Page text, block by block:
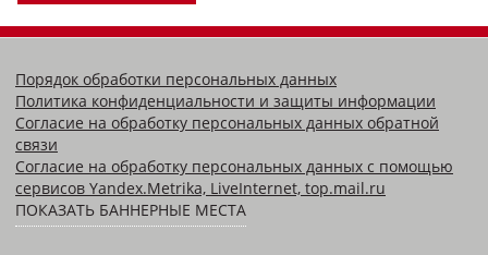
Порядок обработки персональных данных
Политика конфиденциальности и защиты информации
Согласие на обработку персональных данных обратной
связи
Согласие на обработку персональных данных с помощью
сервисов Yandex.Metrika, LiveInternet, top.mail.ru
ПОКАЗАТЬ БАННЕРНЫЕ МЕСТА